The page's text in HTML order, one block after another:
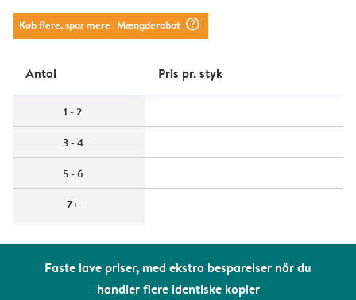
Faste lave priser, med ekstra besparelser når du
handler flere identiske kopier
Køb flere, spar mere| Mængderabat question_mark_circle
Antal Pris pr. styk
1 - 2
3 - 4
5 - 6
7+